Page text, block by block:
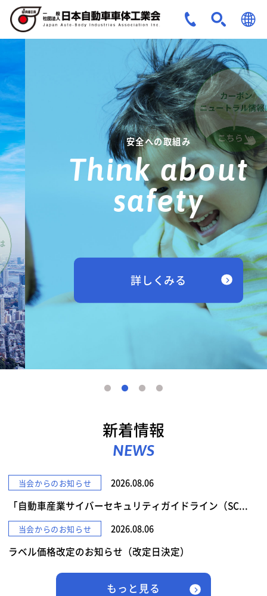
JPN
ENG
安全への取組み
Think about
safety
詳しくみる
新着情報
NEWS
当会からのお知らせ 2026.08.06
「自動車産業サイバーセキュリティガイドライン（SC...
当会からのお知らせ 2026.08.06
ラベル価格改定のお知らせ（改定日決定）
もっと見る